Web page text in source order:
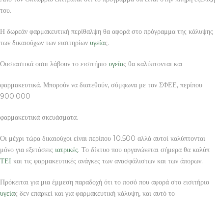
του.
Η δωρεάν φαρμακευτική περίθαλψη θα αφορά στο πρόγραμμα της κάλυψης
των δικαιούχων των εισιτηρίων υγείας.
Ουσιαστικά οσοι λάβουν το εισιτήριο υγείας θα καλύπτονται και
φαρμακευτικά. Μπορούν να διατεθούν, σύμφωνα με τον ΣΦΕΕ, περίπου
900.000
φαρμακευτικά σκευάσματα.
Οι μέχρι τώρα δικαιούχοι είναι περίπου 10.500 αλλά αυτοί καλύπτονται
μόνο για εξετάσεις ιατρικές. Το δίκτυο που οργανώνεται σήμερα θα καλύπ
ΤΕΙ και τις φαρμακευτικές ανάγκες των ανασφάλιστων και των άπορων.
Πρόκειται για μια έμμεση παραδοχή ότι το ποσό που αφορά στο εισιτήριο
υγείας δεν επαρκεί και για φαρμακευτική κάλυψη, και αυτό το